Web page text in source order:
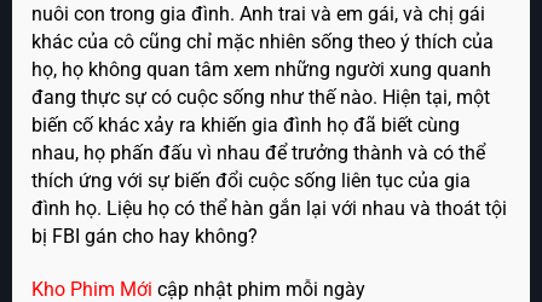
nuôi con trong gia đình. Anh trai và em gái, và chị gái
khác của cô cũng chỉ mặc nhiên sống theo ý thích của
họ, họ không quan tâm xem những người xung quanh
đang thực sự có cuộc sống như thế nào. Hiện tại, một
biến cố khác xảy ra khiến gia đình họ đã biết cùng
nhau, họ phấn đấu vì nhau để trưởng thành và có thể
thích ứng với sự biến đổi cuộc sống liên tục của gia
đình họ. Liệu họ có thể hàn gắn lại với nhau và thoát tội
bị FBI gán cho hay không?
Kho Phim Mới cập nhật phim mỗi ngày